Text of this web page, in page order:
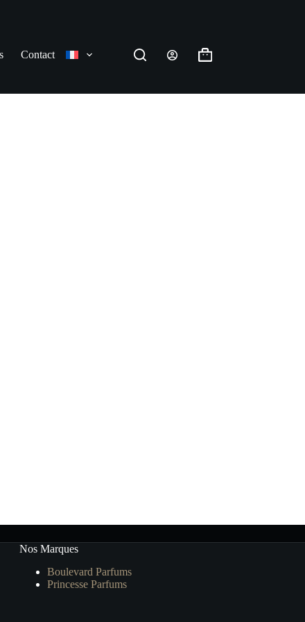
Contact
Panier
Nos Marques
Boulevard Parfums
Princesse Parfums